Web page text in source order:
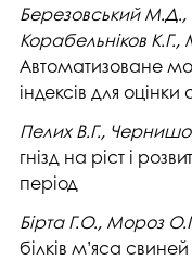
Березовський М.Д.,
Корабельніков
Автоматизоване
індексів для оцінки
Пелих В.Г.,
гнізд на ріст і
період
Бірта Г.О., Мороз
білків м’яса свиней